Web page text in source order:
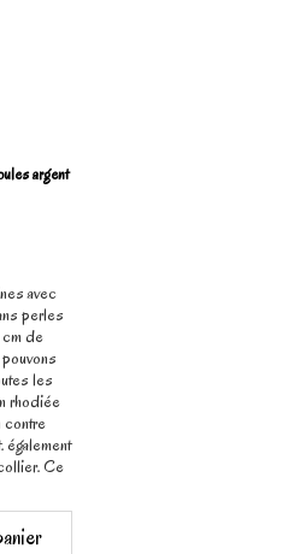
argent
avec
perles
de
les
rhodiée
contre
également
Ce